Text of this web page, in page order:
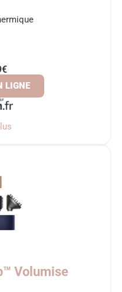
LIGNE
Volumise